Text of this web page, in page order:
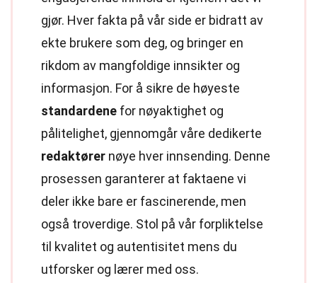
gjør. Hver fakta på vår side er bidratt av
ekte brukere som deg, og bringer en
rikdom av mangfoldige innsikter og
informasjon. For å sikre de høyeste
standardene for nøyaktighet og
pålitelighet, gjennomgår våre dedikerte
redaktører nøye hver innsending. Denne
prosessen garanterer at faktaene vi
deler ikke bare er fascinerende, men
også troverdige. Stol på vår forpliktelse
til kvalitet og autentisitet mens du
utforsker og lærer med oss.